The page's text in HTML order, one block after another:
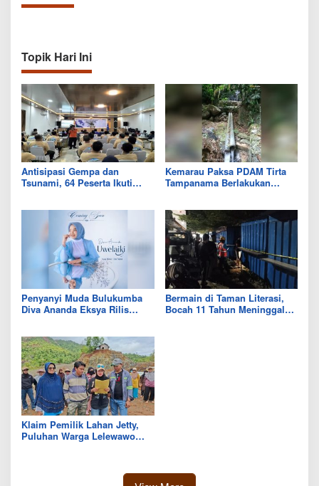
Topik Hari Ini
Antisipasi Gempa dan
Tsunami, 64 Peserta Ikuti
Kemarau Paksa PDAM Tirta
Tampanama Berlakukan
Penyanyi Muda Bulukumba
Diva Ananda Eksya Rilis
Bermain di Taman Literasi,
Bocah 11 Tahun Meninggal
Klaim Pemilik Lahan Jetty,
Puluhan Warga Lelewawo